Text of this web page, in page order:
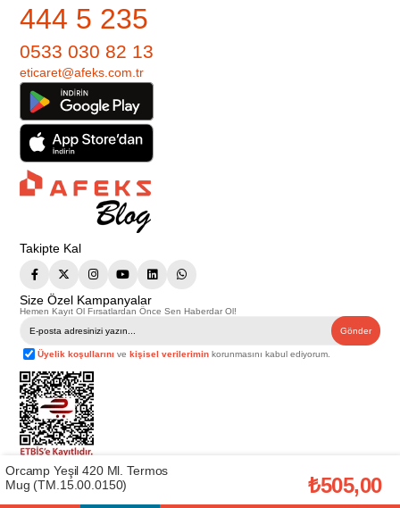
444 5 235
0533 030 82 13
eticaret@afeks.com.tr
Takipte Kal
Size Özel Kampanyalar
Hemen Kayıt Ol Fırsatlardan Önce Sen Haberdar Ol!
Gönder
Üyelik koşullarını vekişisel verilerimin korunmasını kabul ediyorum.
Telif Hakkı © 2026Afeks Yapı Market
. Tüm hakları saklıdır.
Bu web sitesindeki tüm ürünler ticari amaçlıdır. Web sitemizde yer alan
görsel ve yazılı içerikler firmamıza ait olup, firmamızın yazılı izni alınmadan
Orcamp Yeşil 420 Ml. Termos
Mug (TM.15.00.0150)
₺505,00